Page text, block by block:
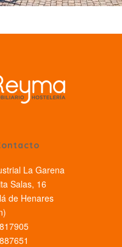
La Garena
Salas, 16
de Henares